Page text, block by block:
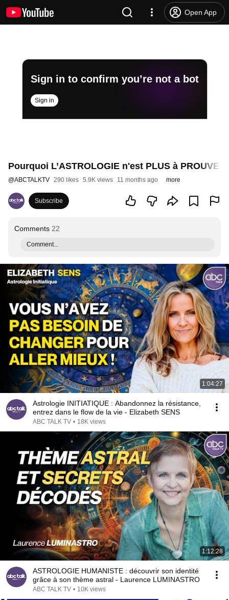
Open App
Sign in to confirm you’re not a bot
Sign in
Pourquoi L’ASTROLOGIE n'est PLUS à
@ABCTALKTV 290 likes 5.9K views 11 months ago more
Subscribe
Comments 22
Comment...
1:04:27
Astrologie INITIATIQUE : Abandonnez la résistance,
entrez dans le flow de la vie - Elizabeth SENS
ABC TALK TV • 18K views
1:12:28
ASTROLOGIE HUMANISTE : découvrir son identité
grâce à son thème astral - Laurence LUMINASTRO
ABC TALK TV • 10K views